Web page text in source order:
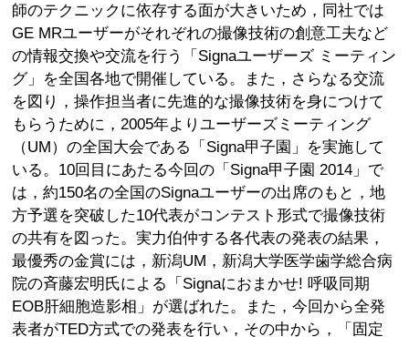
師のテクニックに依存する面が大きいため，同社では
GE MRユーザーがそれぞれの撮像技術の創意工夫など
の情報交換や交流を行う「Signaユーザーズ ミーティン
グ」を全国各地で開催している。また，さらなる交流
を図り，操作担当者に先進的な撮像技術を身につけて
もらうために，2005年よりユーザーズミーティング
（UM）の全国大会である「Signa甲子園」を実施して
いる。10回目にあたる今回の「Signa甲子園 2014」で
は，約150名の全国のSignaユーザーの出席のもと，地
方予選を突破した10代表がコンテスト形式で撮像技術
の共有を図った。実力伯仲する各代表の発表の結果，
最優秀の金賞には，新潟UM，新潟大学医学歯学総合病
院の斉藤宏明氏による「Signaにおまかせ! 呼吸同期
EOB肝細胞造影相」が選ばれた。また，今回から全発
表者がTED方式での発表を行い，その中から，「固定